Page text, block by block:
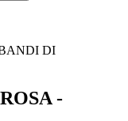
DI
-